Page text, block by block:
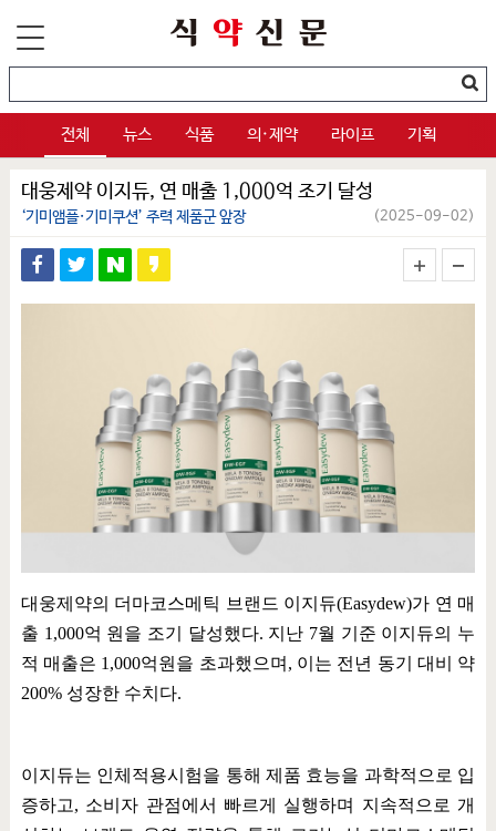
전체 뉴스 식품 의·제약 라이프 기획
대웅제약 이지듀, 연 매출 1,000억 조기 달성
‘기미앰플·기미쿠션’ 주력 제품군 앞장 (2025-09-02)
대웅제약의 더마코스메틱 브랜드 이지듀(Easydew)가 연 매
출 1,000억 원을 조기 달성했다. 지난 7월 기준 이지듀의 누
적 매출은 1,000억원을 초과했으며 , 이는 전년 동기 대비 약
200% 성장한 수치다.
이지듀는 인체적용시험을 통해 제품 효능을 과학적으로 입
증하고, 소비자 관점에서 빠르게 실행하며 지속적으로 개